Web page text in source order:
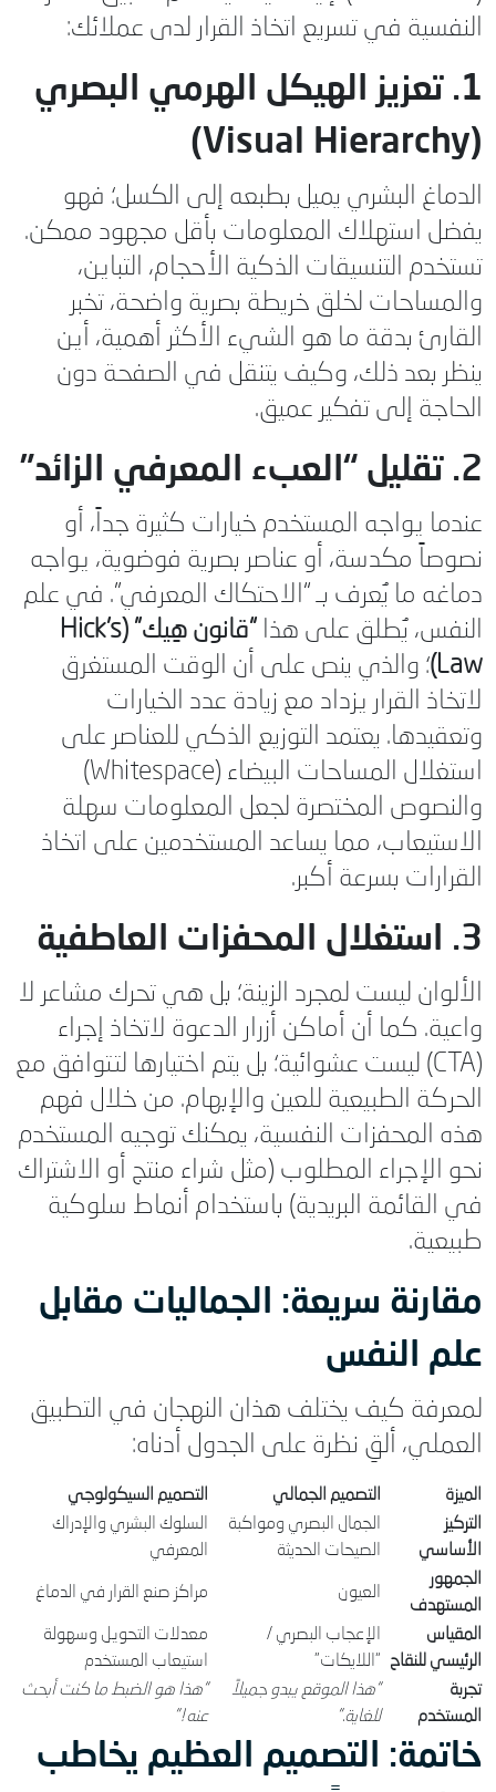
النفسية في تسريع اتخاذ القرار لدى عملائك:
1. تعزيز الهيكل الهرمي البصري
(Visual Hierarchy)
الدماغ البشري يميل بطبعه إلى الكسل؛ فهو
يفضل استهلاك المعلومات بأقل مجهود ممكن.
تستخدم التنسيقات الذكية الأحجام، التباين،
والمساحات لخلق خريطة بصرية واضحة، تخبر
القارئ بدقة ما هو الشيء الأكثر أهمية، أين
ينظر بعد ذلك، وكيف يتنقل في الصفحة دون
الحاجة إلى تفكير عميق.
2. تقليل “العبء المعرفي الزائد”
عندما يواجه المستخدم خيارات كثيرة جداً، أو
نصوصاً مكدسة، أو عناصر بصرية فوضوية، يواجه
دماغه ما يُعرف بـ “الاحتكاك المعرفي”. في علم
النفس، يُطلق على هذا
“قانون هِيك” (Hick’s
Law) ؛ والذي ينص على أن الوقت المستغرق
لاتخاذ القرار يزداد مع زيادة عدد الخيارات
وتعقيدها. يعتمد التوزيع الذكي للعناصر على
استغلال المساحات البيضاء (Whitespace)
والنصوص المختصرة لجعل المعلومات سهلة
الاستيعاب، مما يساعد المستخدمين على اتخاذ
القرارات بسرعة أكبر.
3. استغلال المحفزات العاطفية
الألوان ليست لمجرد الزينة؛ بل هي تحرك مشاعر لا
واعية. كما أن أماكن أزرار الدعوة لاتخاذ إجراء
(CTA) ليست عشوائية؛ بل يتم اختيارها لتتوافق مع
الحركة الطبيعية للعين والإبهام. من خلال فهم
هذه المحفزات النفسية، يمكنك توجيه المستخدم
نحو الإجراء المطلوب (مثل شراء منتج أو الاشتراك
في القائمة البريدية) باستخدام أنماط سلوكية
طبيعية.
مقارنة سريعة: الجماليات مقابل
علم النفس
لمعرفة كيف يختلف هذان النهجان في التطبيق
العملي، ألقِ نظرة على الجدول أدناه:
الميزة التصميم الجمالي
التصميم السيكولوجي
التركيز
الأساسي
الجمال البصري ومواكبة
الصيحات الحديثة
السلوك البشري والإدراك
المعرفي
الجمهور
المستهدف
العيون مراكز صنع القرار في الدماغ
المقياس
الرئيسي للنقاح
الإعجاب البصري /
“اللايكات”
معدلات التحويل وسهولة
استيعاب المستخدم
تجربة
المستخدم
“هذا الموقع يبدو جميلاً
للغاية.”
“هذا هو الضبط ما كنت أبحث
عنه!”
خاتمة: التصميم العظيم يخاطب